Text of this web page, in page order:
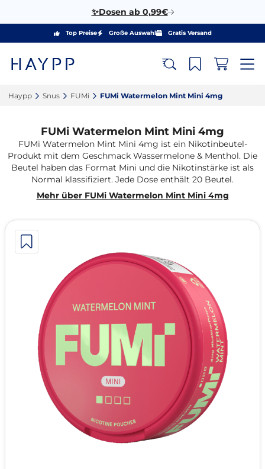
✨Dosen ab 0,99€
Top Preise Große Auswahl Gratis Versand
Haypp‎ Snus‎ FUMi‎ FUMi Watermelon Mint Mini 4mg‎
FUMi Watermelon Mint Mini 4mg
FUMi Watermelon Mint Mini 4mg ist ein Nikotinbeutel-
Produkt mit dem Geschmack Wassermelone & Menthol. Die
Beutel haben das Format Mini und die Nikotinstärke ist als
Normal klassifiziert. Jede Dose enthält 20 Beutel.
Mehr über FUMi Watermelon Mint Mini 4mg